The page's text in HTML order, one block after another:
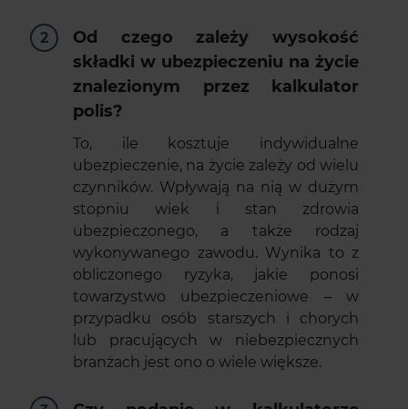
Od czego zależy wysokość
składki w ubezpieczeniu na życie
znalezionym przez kalkulator
polis?
To, ile kosztuje indywidualne
ubezpieczenie, na życie zależy od wielu
czynników. Wpływają na nią w dużym
stopniu wiek i stan zdrowia
ubezpieczonego, a także rodzaj
wykonywanego zawodu. Wynika to z
obliczonego ryzyka, jakie ponosi
towarzystwo ubezpieczeniowe – w
przypadku osób starszych i chorych
lub pracujących w niebezpiecznych
branżach jest ono o wiele większe.